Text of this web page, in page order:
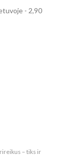
- 2,90
– tiks ir